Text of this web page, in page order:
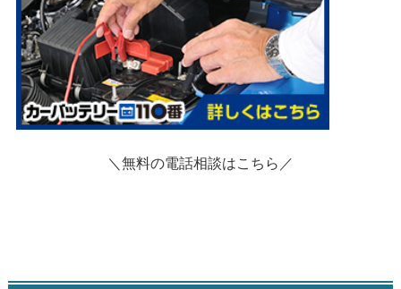
＼無料の電話相談はこちら／